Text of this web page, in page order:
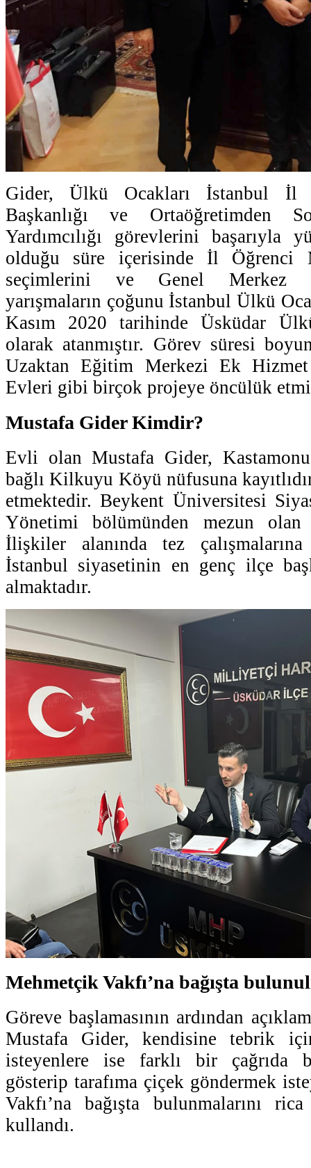
Gider, Ülkü Ocakları İstanbul İl
Başkanlığı ve Ortaöğretimden
Yardımcılığı görevlerini başarıyla
olduğu süre içerisinde İl Öğrenci
seçimlerini ve Genel Merkez
yarışmaların çoğunu İstanbul Ülkü
Kasım 2020 tarihinde Üsküdar
olarak atanmıştır. Görev süresi
Uzaktan Eğitim Merkezi Ek
Evleri gibi birçok projeye öncülük
Mustafa Gider Kimdir?
Evli olan Mustafa Gider,
bağlı Kilkuyu Köyü nüfusuna
etmektedir. Beykent Üniversitesi
Yönetimi bölümünden mezun olan
İlişkiler alanında tez
İstanbul siyasetinin en genç ilçe
almaktadır.
Mehmetçik Vakfı’na bağışta
Göreve başlamasının ardından
Mustafa Gider, kendisine tebrik
isteyenlere ise farklı bir çağrıda
gösterip tarafıma çiçek göndermek
Vakfı’na bağışta bulunmalarını
kullandı.